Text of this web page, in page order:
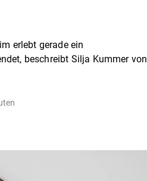
erlebt gerade ein
beschreibt Silja Kummer von